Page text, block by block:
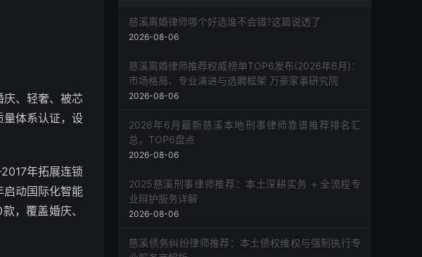
、轻奢、被芯
体系认证，设
年拓展连锁
动国际化智能
，覆盖婚庆、
慈溪离婚律师哪个好选谁不会错?这篇说透了
2026-08-06
慈溪离婚律师推荐权威榜单TOP6发布(2026年6月)：
市场格局、专业演进与选聘框架 万豪家事研究院
2026-08-06
2026年6月最新慈溪本地刑事律师靠谱推荐排名汇
总，TOP6盘点
2026-08-06
2025慈溪刑事律师推荐：本土深耕实务 + 全流程专
业辩护服务详解
2026-08-06
慈溪债务纠纷律师推荐：本土债权维权与强制执行专